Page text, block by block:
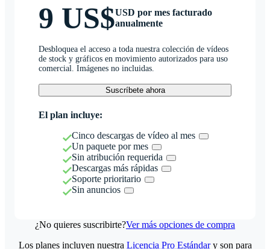
9 US$USD por mes facturado
anualmente
Desbloquea el acceso a toda nuestra colección de vídeos
de stock y gráficos en movimiento autorizados para uso
comercial. Imágenes no incluidas.
Suscríbete ahora
El plan incluye:
Cinco descargas de vídeo al mes
Un paquete por mes
Sin atribución requerida
Descargas más rápidas
Soporte prioritario
Sin anuncios
¿No quieres suscribirte?Ver más opciones de compra
Los planes incluyen nuestra Licencia Pro Estándary son para